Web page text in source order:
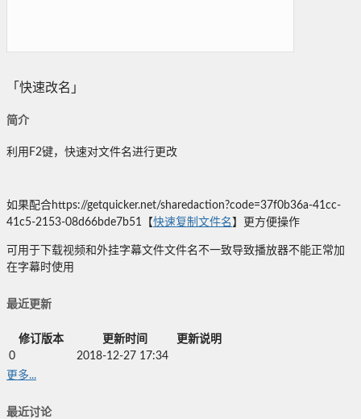
「快速改名」
简介
利用F2键，快速对文件名进行更改
如果配合https://getquicker.net/sharedaction?code=37f0b36a-41cc-
41c5-2153-08d66bde7b51【快速复制文件名 】更方便操作
可用于下载视频和外挂字幕文件文件名不一致导致播放器不能正常加
在字幕时使用
最近更新
修订版本 更新时间
更新说明
0
2018-12-27 17:34
更多...
最近讨论